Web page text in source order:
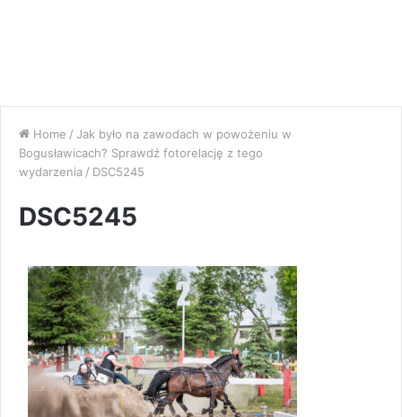
Home / Jak było na zawodach w powożeniu w
Bogusławicach? Sprawdź fotorelację z tego
wydarzenia / DSC5245
DSC5245